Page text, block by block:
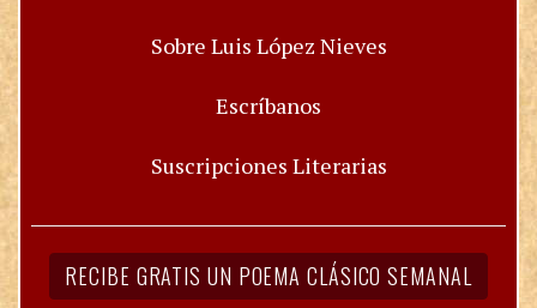
Sobre Luis López Nieves
Escríbanos
Suscripciones Literarias
RECIBE GRATIS UN POEMA CLÁSICO SEMANAL